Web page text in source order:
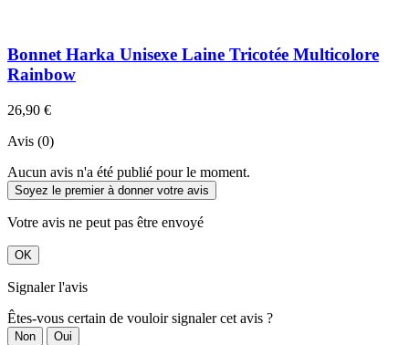
Bonnet Harka Unisexe Laine Tricotée Multicolore
Rainbow
26,90 €
Avis (0)
Aucun avis n'a été publié pour le moment.
Soyez le premier à donner votre avis
Votre avis ne peut pas être envoyé
OK
Signaler l'avis
Êtes-vous certain de vouloir signaler cet avis ?
Non Oui